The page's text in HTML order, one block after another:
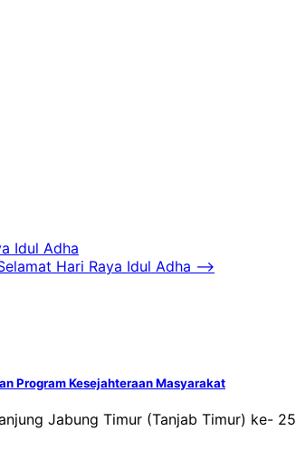
Idul Adha
Hari Raya Idul Adha ⟶
Program Kesejahteraan Masyarakat
Jabung Timur (Tanjab Timur) ke-